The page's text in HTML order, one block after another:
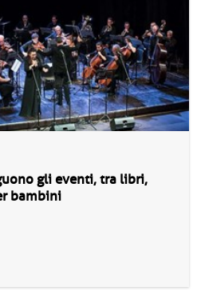
gli eventi, tra libri,
bambini